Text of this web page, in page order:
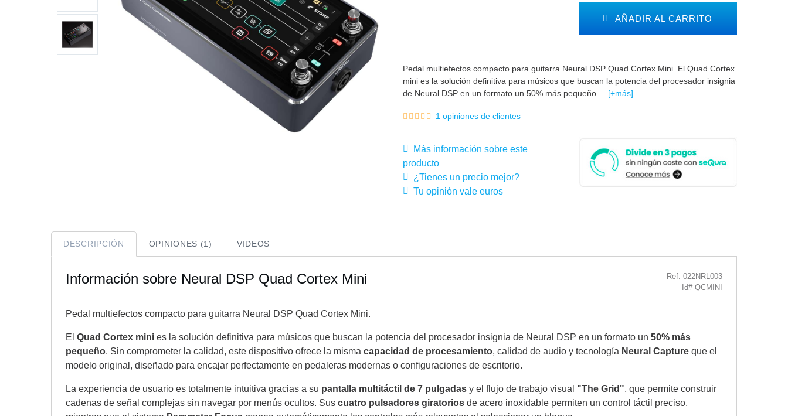
AÑADIR AL CARRITO
Pedal multiefectos compacto para guitarra Neural DSP Quad Cortex Mini. El Quad Cortex
mini es la solución definitiva para músicos que buscan la potencia del procesador insignia
de Neural DSP en un formato un 50% más pequeño.... [+más]
1 opiniones de clientes
Más información sobre este
producto
¿Tienes un precio mejor?
Tu opinión vale euros
DESCRIPCIÓN OPINIONES (1) VIDEOS
Información sobre Neural DSP Quad Cortex Mini
Ref. 022NRL003
Id# QCMINI
Pedal multiefectos compacto para guitarra Neural DSP Quad Cortex Mini.
El Quad Cortex mini es la solución definitiva para músicos que buscan la potencia del procesador insignia de Neural DSP en un formato un 50% más
pequeño. Sin comprometer la calidad, este dispositivo ofrece la misma capacidad de procesamiento, calidad de audio y tecnología Neural Capture que el
modelo original, diseñado para encajar perfectamente en pedaleras modernas o configuraciones de escritorio.
La experiencia de usuario es totalmente intuitiva gracias a su pantalla multitáctil de 7 pulgadas y el flujo de trabajo visual "The Grid", que permite construir
cadenas de señal complejas sin navegar por menús ocultos. Sus cuatro pulsadores giratorios de acero inoxidable permiten un control táctil preciso,